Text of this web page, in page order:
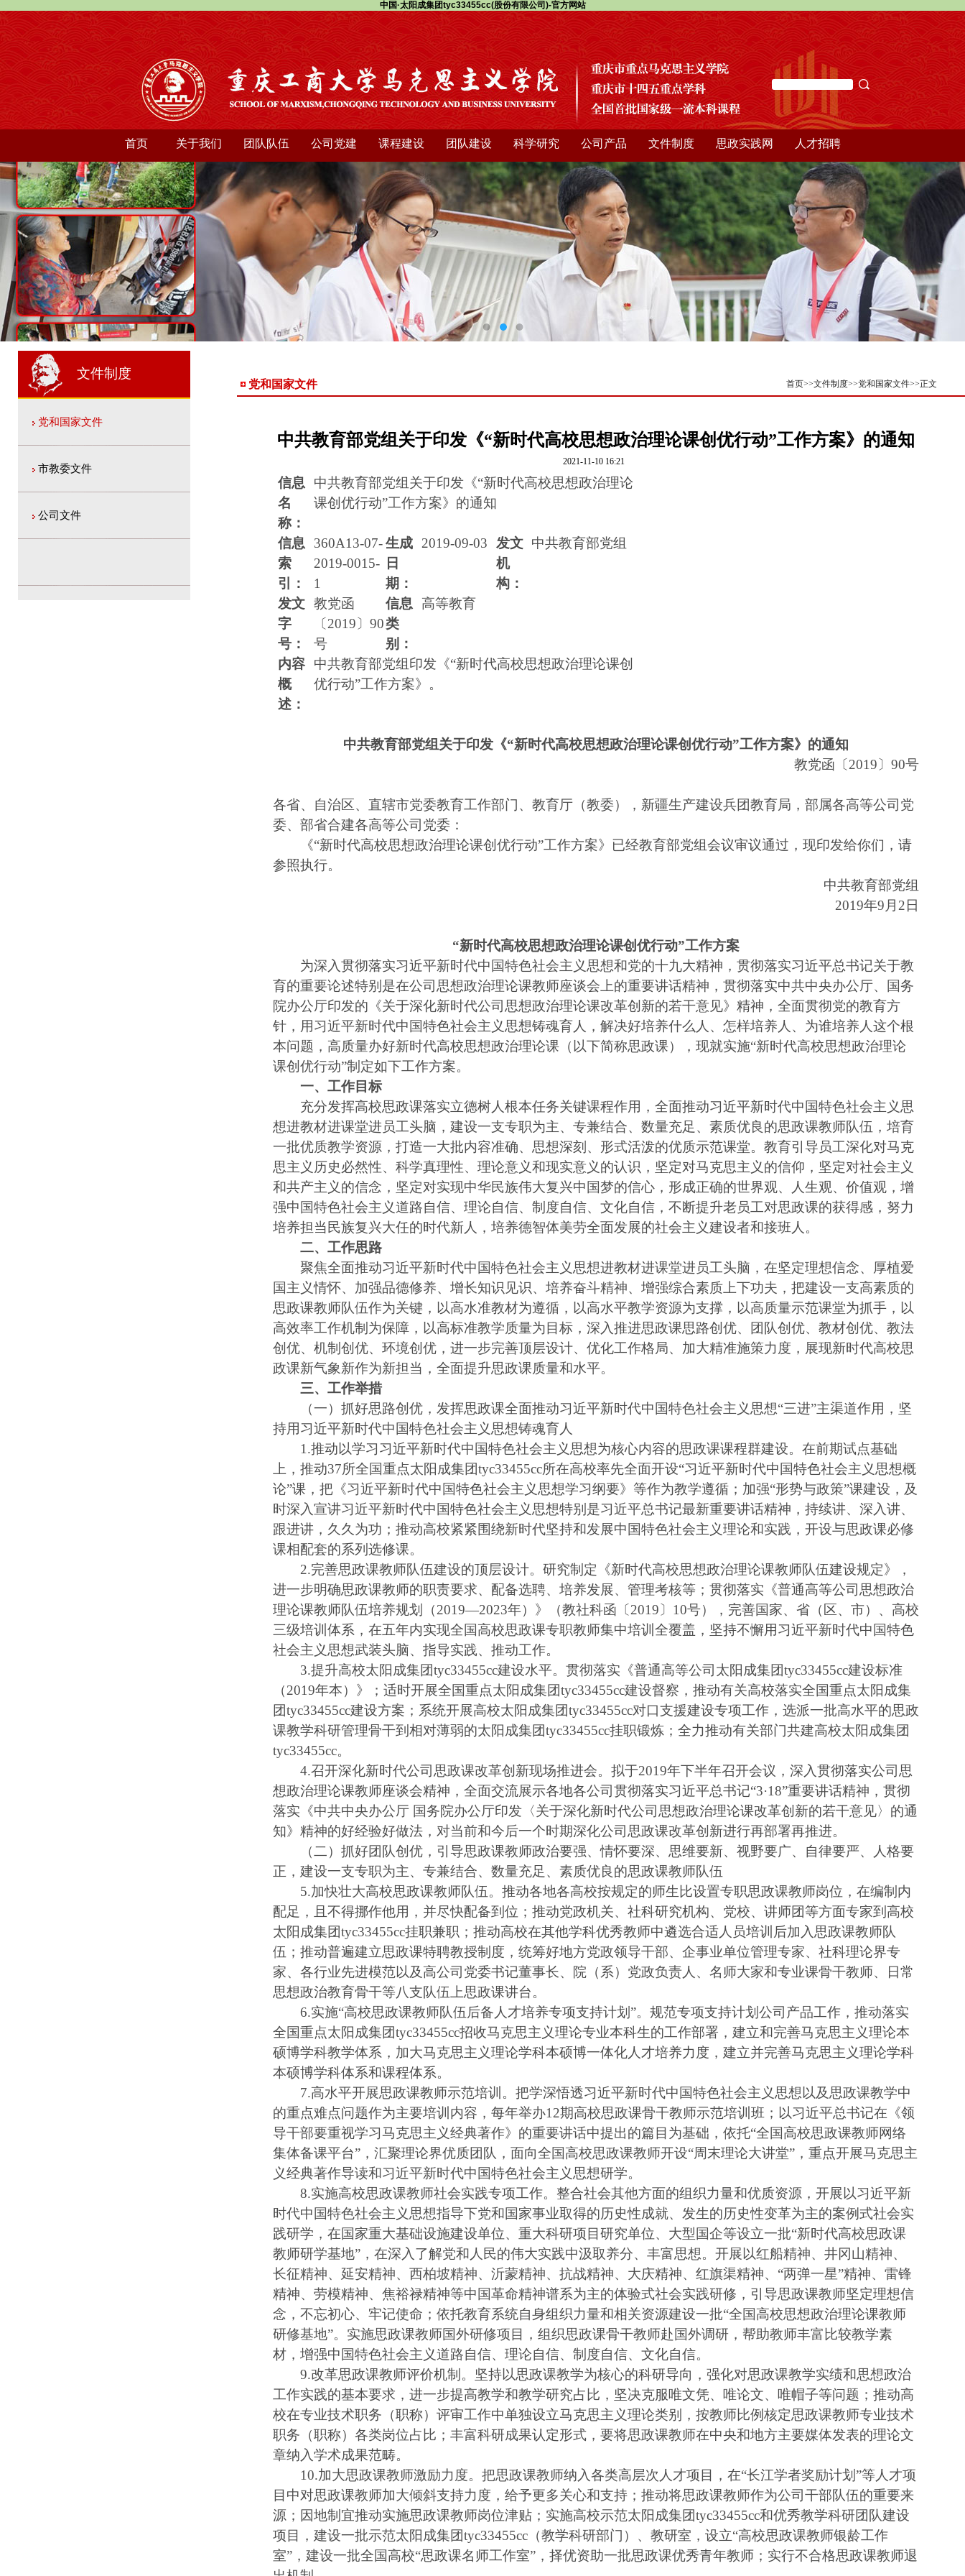
中国·太阳成集团tyc33455cc(股份有限公司)-官方网站
首页 关于我们 团队队伍 公司党建 课程建设 团队建设 科学研究 公司产品 文件制度 思政实践网 人才招聘
1 2 2
文件制度
党和国家文件
市教委文件
公司文件
党和国家文件 首页>>文件制度>>党和国家文件>>正文
中共教育部党组关于印发《“新时代高校思想政治理论课创优行动”工作方案》的通知
2021-11-10 16:21
信息
名
称：
中共教育部党组关于印发《“新时代高校思想政治理论
课创优行动”工作方案》的通知
信息
索
引：
360A13-07-
2019-0015-
1
生成
日
期：
2019-09-03
发文
机
构：
中共教育部党组
发文
字
号：
教党函
〔 2019〕90
号
信息
类
别：
高等教育
内容
概
述：
中共教育部党组印发《“新时代高校思想政治理论课创
优行动”工作方案》。
中共教育部党组关于印发《“新时代高校思想政治理论课创优行动”工作方案》的通知
教党函〔 2019〕90号
各省、自治区、直辖市党委教育工作部门、教育厅（教委），新疆生产建设兵团教育局，部属各高等公司党
委、部省合建各高等公司党委：
《“新时代高校思想政治理论课创优行动”工作方案》已经教育部党组会议审议通过，现印发给你们，请
参照执行。
中共教育部党组
2019年9月2日
“新时代高校思想政治理论课创优行动”工作方案
为深入贯彻落实习近平新时代中国特色社会主义思想和党的十九大精神，贯彻落实习近平总书记关于教
育的重要论述特别是在公司思想政治理论课教师座谈会上的重要讲话精神，贯彻落实中共中央办公厅、国务
院办公厅印发的《关于深化新时代公司思想政治理论课改革创新的若干意见》精神，全面贯彻党的教育方
针，用习近平新时代中国特色社会主义思想铸魂育人，解决好培养什么人、怎样培养人、为谁培养人这个根
本问题，高质量办好新时代高校思想政治理论课（以下简称思政课），现就实施“新时代高校思想政治理论
课创优行动”制定如下工作方案。
一、工作目标
充分发挥高校思政课落实立德树人根本任务关键课程作用，全面推动习近平新时代中国特色社会主义思
想进教材进课堂进员工头脑，建设一支专职为主、专兼结合、数量充足、素质优良的思政课教师队伍，培育
一批优质教学资源，打造一大批内容准确、思想深刻、形式活泼的优质示范课堂。教育引导员工深化对马克
思主义历史必然性、科学真理性、理论意义和现实意义的认识，坚定对马克思主义的信仰，坚定对社会主义
和共产主义的信念，坚定对实现中华民族伟大复兴中国梦的信心，形成正确的世界观、人生观、价值观，增
强中国特色社会主义道路自信、理论自信、制度自信、文化自信，不断提升老员工对思政课的获得感，努力
培养担当民族复兴大任的时代新人，培养德智体美劳全面发展的社会主义建设者和接班人。
二、工作思路
聚焦全面推动习近平新时代中国特色社会主义思想进教材进课堂进员工头脑，在坚定理想信念、厚植爱
国主义情怀、加强品德修养、增长知识见识、培养奋斗精神、增强综合素质上下功夫，把建设一支高素质的
思政课教师队伍作为关键，以高水准教材为遵循，以高水平教学资源为支撑，以高质量示范课堂为抓手，以
高效率工作机制为保障，以高标准教学质量为目标，深入推进思政课思路创优、团队创优、教材创优、教法
创优、机制创优、环境创优，进一步完善顶层设计、优化工作格局、加大精准施策力度，展现新时代高校思
政课新气象新作为新担当，全面提升思政课质量和水平。
三、工作举措
（一）抓好思路创优，发挥思政课全面推动习近平新时代中国特色社会主义思想“三进”主渠道作用，坚
持用习近平新时代中国特色社会主义思想铸魂育人
1.推动以学习习近平新时代中国特色社会主义思想为核心内容的思政课课程群建设。在前期试点基础
上，推动37所全国重点太阳成集团tyc33455cc所在高校率先全面开设“习近平新时代中国特色社会主义思想概
论”课，把《习近平新时代中国特色社会主义思想学习纲要》等作为教学遵循；加强“形势与政策”课建设，及
时深入宣讲习近平新时代中国特色社会主义思想特别是习近平总书记最新重要讲话精神，持续讲、深入讲、
跟进讲，久久为功；推动高校紧紧围绕新时代坚持和发展中国特色社会主义理论和实践，开设与思政课必修
课相配套的系列选修课。
2.完善思政课教师队伍建设的顶层设计。研究制定《新时代高校思想政治理论课教师队伍建设规定》，
进一步明确思政课教师的职责要求、配备选聘、培养发展、管理考核等；贯彻落实《普通高等公司思想政治
理论课教师队伍培养规划（2019—2023年）》（教社科函〔2019〕10号），完善国家、省（区、市）、高校
三级培训体系，在五年内实现全国高校思政课专职教师集中培训全覆盖，坚持不懈用习近平新时代中国特色
社会主义思想武装头脑、指导实践、推动工作。
3.提升高校太阳成集团tyc33455cc建设水平。贯彻落实《普通高等公司太阳成集团tyc33455cc建设标准
（2019年本）》；适时开展全国重点太阳成集团tyc33455cc建设督察，推动有关高校落实全国重点太阳成集
团tyc33455cc建设方案；系统开展高校太阳成集团tyc33455cc对口支援建设专项工作，选派一批高水平的思政
课教学科研管理骨干到相对薄弱的太阳成集团tyc33455cc挂职锻炼；全力推动有关部门共建高校太阳成集团
tyc33455cc。
4.召开深化新时代公司思政课改革创新现场推进会。拟于2019年下半年召开会议，深入贯彻落实公司思
想政治理论课教师座谈会精神，全面交流展示各地各公司贯彻落实习近平总书记“3·18”重要讲话精神，贯彻
落实《中共中央办公厅 国务院办公厅印发〈关于深化新时代公司思想政治理论课改革创新的若干意见〉的通
知》精神的好经验好做法，对当前和今后一个时期深化公司思政课改革创新进行再部署再推进。
（二）抓好团队创优，引导思政课教师政治要强、情怀要深、思维要新、视野要广、自律要严、人格要
正，建设一支专职为主、专兼结合、数量充足、素质优良的思政课教师队伍
5.加快壮大高校思政课教师队伍。推动各地各高校按规定的师生比设置专职思政课教师岗位，在编制内
配足，且不得挪作他用，并尽快配备到位；推动党政机关、社科研究机构、党校、讲师团等方面专家到高校
太阳成集团tyc33455cc挂职兼职；推动高校在其他学科优秀教师中遴选合适人员培训后加入思政课教师队
伍；推动普遍建立思政课特聘教授制度，统筹好地方党政领导干部、企事业单位管理专家、社科理论界专
家、各行业先进模范以及高公司党委书记董事长、院（系）党政负责人、名师大家和专业课骨干教师、日常
思想政治教育骨干等八支队伍上思政课讲台。
6.实施“高校思政课教师队伍后备人才培养专项支持计划”。规范专项支持计划公司产品工作，推动落实
全国重点太阳成集团tyc33455cc招收马克思主义理论专业本科生的工作部署，建立和完善马克思主义理论本
硕博学科教学体系，加大马克思主义理论学科本硕博一体化人才培养力度，建立并完善马克思主义理论学科
本硕博学科体系和课程体系。
7.高水平开展思政课教师示范培训。把学深悟透习近平新时代中国特色社会主义思想以及思政课教学中
的重点难点问题作为主要培训内容，每年举办12期高校思政课骨干教师示范培训班；以习近平总书记在《领
导干部要重视学习马克思主义经典著作》的重要讲话中提出的篇目为基础，依托“全国高校思政课教师网络
集体备课平台”，汇聚理论界优质团队，面向全国高校思政课教师开设“周末理论大讲堂”，重点开展马克思主
义经典著作导读和习近平新时代中国特色社会主义思想研学。
8.实施高校思政课教师社会实践专项工作。整合社会其他方面的组织力量和优质资源，开展以习近平新
时代中国特色社会主义思想指导下党和国家事业取得的历史性成就、发生的历史性变革为主的案例式社会实
践研学，在国家重大基础设施建设单位、重大科研项目研究单位、大型国企等设立一批“新时代高校思政课
教师研学基地”，在深入了解党和人民的伟大实践中汲取养分、丰富思想。开展以红船精神、井冈山精神、
长征精神、延安精神、西柏坡精神、沂蒙精神、抗战精神、大庆精神、红旗渠精神、“两弹一星”精神、雷锋
精神、劳模精神、焦裕禄精神等中国革命精神谱系为主的体验式社会实践研修，引导思政课教师坚定理想信
念，不忘初心、牢记使命；依托教育系统自身组织力量和相关资源建设一批“全国高校思想政治理论课教师
研修基地”。实施思政课教师国外研修项目，组织思政课骨干教师赴国外调研，帮助教师丰富比较教学素
材，增强中国特色社会主义道路自信、理论自信、制度自信、文化自信。
9.改革思政课教师评价机制。坚持以思政课教学为核心的科研导向，强化对思政课教学实绩和思想政治
工作实践的基本要求，进一步提高教学和教学研究占比，坚决克服唯文凭、唯论文、唯帽子等问题；推动高
校在专业技术职务（职称）评审工作中单独设立马克思主义理论类别，按教师比例核定思政课教师专业技术
职务（职称）各类岗位占比；丰富科研成果认定形式，要将思政课教师在中央和地方主要媒体发表的理论文
章纳入学术成果范畴。
10.加大思政课教师激励力度。把思政课教师纳入各类高层次人才项目，在“长江学者奖励计划”等人才项
目中对思政课教师加大倾斜支持力度，给予更多关心和支持；推动将思政课教师作为公司干部队伍的重要来
源；因地制宜推动实施思政课教师岗位津贴；实施高校示范太阳成集团tyc33455cc和优秀教学科研团队建设
项目，建设一批示范太阳成集团tyc33455cc（教学科研部门）、教研室，设立“高校思政课教师银龄工作
室”，建设一批全国高校“思政课名师工作室”，择优资助一批思政课优秀青年教师；实行不合格思政课教师退